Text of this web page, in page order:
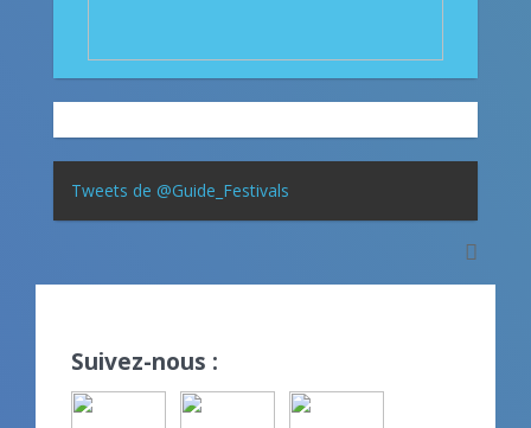
Tweets de @Guide_Festivals
Suivez-nous :